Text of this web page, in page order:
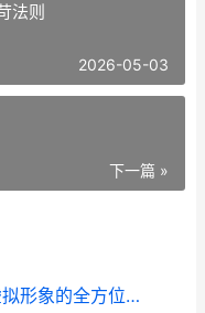
法则
2026-05-03
下一篇 »
王者荣耀头像怎么换，个性化虚拟形象的全方位指南